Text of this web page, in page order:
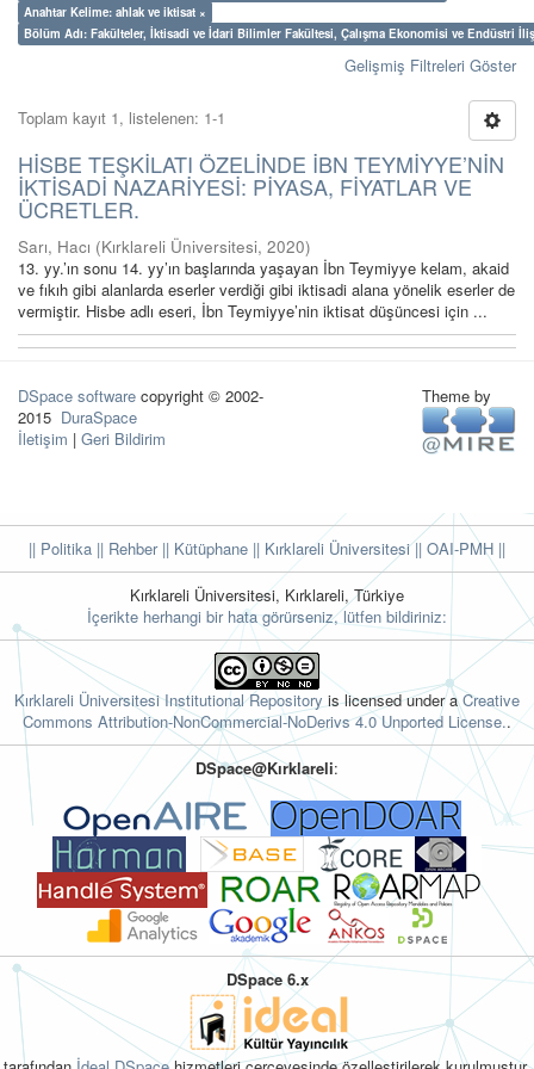
Anahtar Kelime: ahlak ve iktisat ×
Bölüm Adı: Fakülteler, İktisadi ve İdari Bilimler Fakültesi, Çalışma Ekonomisi ve Endüstri
Gelişmiş Filtreleri Göster
Toplam kayıt 1, listelenen: 1-1
HİSBE TEŞKİLATI ÖZELİNDE İBN TEYMİYYE’NİN
İKTİSADİ NAZARİYESİ: PİYASA, FİYATLAR VE
ÜCRETLER.
Sarı, Hacı (Kırklareli Üniversitesi, 2020)
13. yy.’ın sonu 14. yy’ın başlarında yaşayan İbn Teymiyye kelam, akaid
ve fıkıh gibi alanlarda eserler verdiği gibi iktisadi alana yönelik eserler de
vermiştir. Hisbe adlı eseri, İbn Teymiyye’nin iktisat düşüncesi için ...
DSpace software copyright © 2002-
2015 DuraSpace
İletişim | Geri Bildirim
Theme by
|| Politika || Rehber|| Kütüphane || Kırklareli Üniversitesi || OAI-PMH ||
Kırklareli Üniversitesi, Kırklareli, Türkiye
İçerikte herhangi bir hata görürseniz, lütfen bildiriniz:
Kırklareli Üniversitesi Institutional Repository is licensed under aCreative
Commons Attribution-NonCommercial-NoDerivs 4.0 Unported License..
DSpace@Kırklareli:
DSpace 6.x